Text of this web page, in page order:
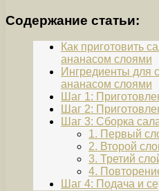
Содержание статьи:
Как приготовить
ананасом слоями
Ингредиенты для
ананасом слоями
Шаг 1:
Шаг 2:
Шаг 3: Сборка
1. Первый
2. Второй
3. Третий
4.
Шаг 4: Подача и